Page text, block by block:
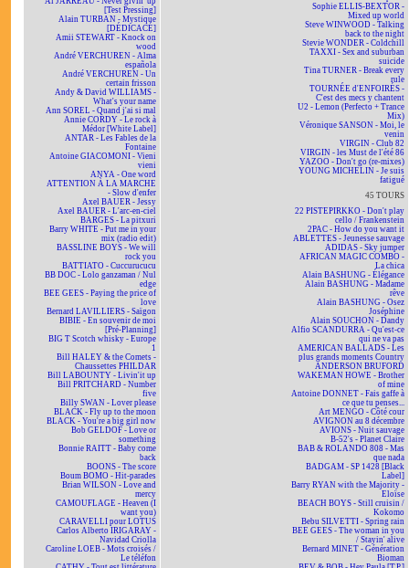
[Test Pressing]
Alain TURBAN - Mystique
[DÉDICACÉ]
Amii STEWART - Knock on
wood
André VERCHUREN - Alma
española
André VERCHUREN - Un
certain frisson
Andy & David WILLIAMS -
What's your name
Ann SOREL - Quand j'ai si mal
Annie CORDY - Le rock à
Médor [White Label]
ANTAR - Les Fables de la
Fontaine
Antoine GIACOMONI - Vieni
vieni
ANYA - One word
ATTENTION À LA MARCHE
- Slow d'enfer
Axel BAUER - Jessy
Axel BAUER - L'arc-en-ciel
BARGES - La pitxuri
Barry WHITE - Put me in your
mix (radio edit)
BASSLINE BOYS - We will
rock you
BATTIATO - Cuccurucucu
BB DOC - Lolo ganzaman / Nul
edge
BEE GEES - Paying the price of
love
Bernard LAVILLIERS - Saïgon
BIBIE - En souvenir de moi
[Pré-Planning]
BIG T Scotch whisky - Europe
1
Bill HALEY & the Comets -
Chaussettes PHILDAR
Bill LABOUNTY - Livin'it up
Bill PRITCHARD - Number
five
Billy SWAN - Lover please
BLACK - Fly up to the moon
BLACK - You're a big girl now
Bob GELDOF - Love or
something
Bonnie RAITT - Baby come
back
BOONS - The score
Boum BOMO - Hit-parades
Brian WILSON - Love and
mercy
CAMOUFLAGE - Heaven (I
want you)
CARAVELLI pour LOTUS
Carlos Alberto IRIGARAY -
Navidad Criolla
Caroline LOEB - Mots croisés /
Le téléfon
Sophie ELLIS-BEXTOR -
Mixed up world
Steve WINWOOD - Talking
back to the night
Stevie WONDER - Coldchill
TAXXI - Sex and suburban
suicide
Tina TURNER - Break every
rule
TOURNÉE d'ENFOIRÉS -
C'est des mecs y chantent
U2 - Lemon (Perfecto + Trance
Mix)
Véronique SANSON - Moi, le
venin
VIRGIN - Club 82
VIRGIN - les Must de l'été 86
YAZOO - Don't go (re-mixes)
YOUNG MICHELIN - Je suis
fatigué
45 TOURS
22 PISTEPIRKKO - Don't play
cello / Frankenstein
2PAC - How do you want it
ABLETTES - Jeunesse sauvage
ADIDAS - Sky jumper
AFRICAN MAGIC COMBO -
La chica
Alain BASHUNG - Élégance
Alain BASHUNG - Madame
rêve
Alain BASHUNG - Osez
Joséphine
Alain SOUCHON - Dandy
Alfio SCANDURRA - Qu'est-ce
qui ne va pas
AMERICAN BALLADS - Les
plus grands moments Country
ANDERSON BRUFORD
WAKEMAN HOWE - Brother
of mine
Antoine DONNET - Fais gaffe à
ce que tu penses...
Art MENGO - Côté cour
AVIGNON au 8 décembre
AVIONS - Nuit sauvage
B-52's - Planet Claire
BAB & ROLANDO 808 - Mas
que nada
BADGAM - SP 1428 [Black
Label]
Barry RYAN with the Majority -
Eloïse
BEACH BOYS - Still cruisin /
Kokomo
Bebu SILVETTI - Spring rain
BEE GEES - The woman in you
/ Stayin' alive
Bernard MINET - Génération
Bioman